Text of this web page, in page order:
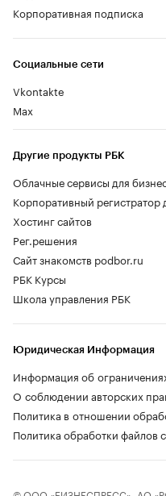
Социальные сети
Vkontakte
Max
Другие продукты РБК
Облачные сервисы для
Корпоративный регистратор
Хостинг сайтов
Рег.решения
Сайт знакомств podbor.ru
РБК Курсы
Школа управления РБК
Корпоративная подписка
Юридическая Информация
Информация об
О соблюдении авторских
Политика в отношении
Политика обработки файлов